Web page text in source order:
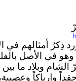
أمثالهم في
في الأصل
الشام وبلاد
وإرباكاً